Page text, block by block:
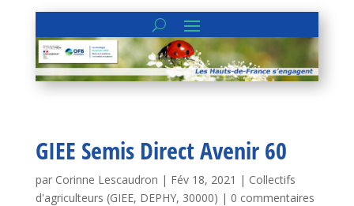
GIEE Semis Direct Avenir 60
par Corinne Lescaudron | Fév 18, 2021 | Collectifs
d'agriculteurs (GIEE, DEPHY, 30000) | 0 commentaires